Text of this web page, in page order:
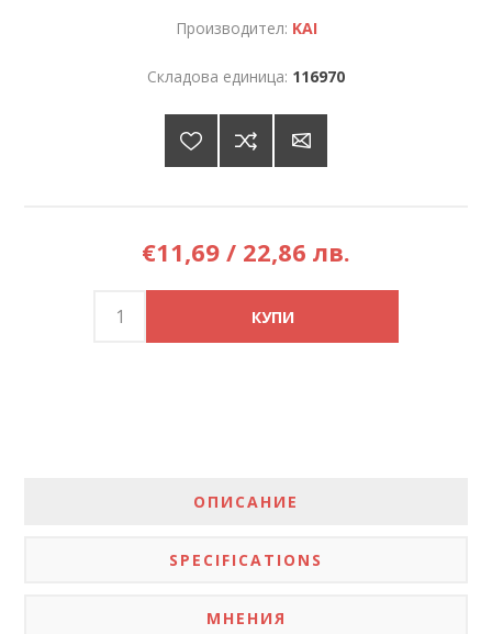
Производител: KAI
Складова единица: 116970
€11,69 / 22,86 лв.
ОПИСАНИЕ
SPECIFICATIONS
МНЕНИЯ